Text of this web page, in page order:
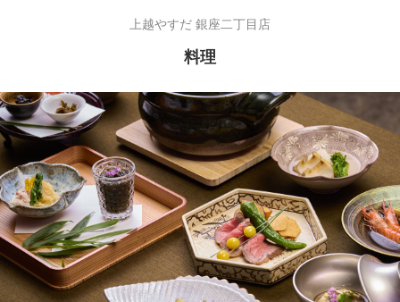
上越やすだ 銀座二丁目店
料理